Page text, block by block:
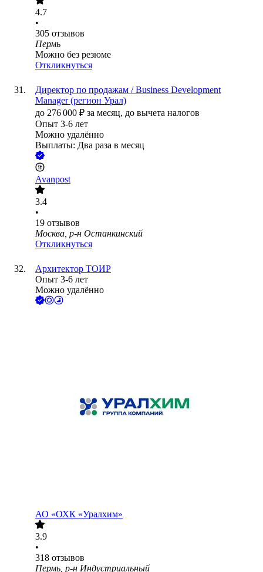
4.7
•
305 отзывов
Пермь
Можно без резюме
Откликнуться
Директор по продажам / Business Development
Manager (регион Урал)
до 276 000 ₽ за месяц, до вычета налогов
Опыт 3-6 лет
Можно удалённо
Выплаты: Два раза в месяц
Avanpost
3.4
•
19 отзывов
Москва, р-н Останкинский
Откликнуться
Архитектор ТОИР
Опыт 3-6 лет
Можно удалённо
АО «ОХК «Уралхим»
3.9
•
318 отзывов
Пермь, р-н Индустриальный